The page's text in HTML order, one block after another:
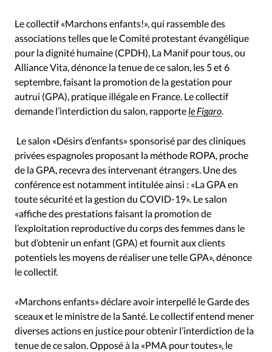
Le collectif «Marchons enfants!», qui rassemble des
associations telles que le Comité protestant évangélique
pour la dignité humaine (CPDH), La Manif pour tous, ou
Alliance Vita, dénonce la tenue de ce salon, les 5 et 6
septembre, faisant la promotion de la gestation pour
autrui (GPA), pratique illégale en France. Le collectif
demande l’interdiction du salon, rapportele Figaro.
Le salon «Désirs d’enfants» sponsorisé par des cliniques
privées espagnoles proposant la méthode ROPA, proche
de la GPA, recevra des intervenant étrangers. Une des
conférence est notamment intitulée ainsi : «La GPA en
toute sécurité et la gestion du COVID-19». Le salon
«affiche des prestations faisant la promotion de
l’exploitation reproductive du corps des femmes dans le
but d’obtenir un enfant (GPA) et fournit aux clients
potentiels les moyens de réaliser une telle GPA», dénonce
le collectif.
«Marchons enfants» déclare avoir interpellé le Garde des
sceaux et le ministre de la Santé. Le collectif entend mener
diverses actions en justice pour obtenir l’interdiction de la
tenue de ce salon. Opposé à la «PMA pour toutes», le